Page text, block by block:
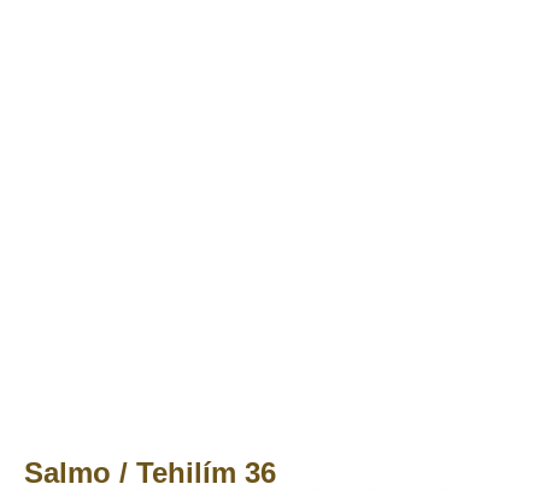
Salmo / Tehilím 36